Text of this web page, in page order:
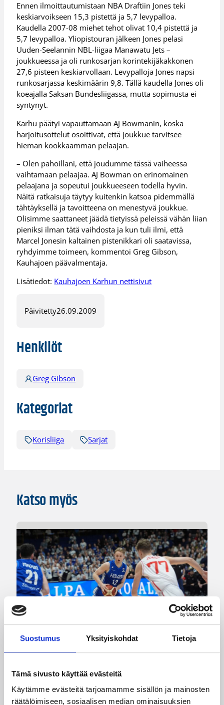
Suostumus Yksityiskohdat Tietoja
Tämä sivusto käyttää evästeitä
Käytämme evästeitä tarjoamamme sisällön ja mainosten
räätälöimiseen, sosiaalisen median ominaisuuksien
Ennen ilmoittautumistaan NBA Draftiin Jones teki
keskiarvoikseen 15,3 pistettä ja 5,7 levypalloa.
Kaudella 2007-08 miehet tehot olivat 10,4 pistettä ja
5,7 levypalloa. Yliopistouran jälkeen Jones pelasi
Uuden-Seelannin NBL-liigaa Manawatu Jets –
joukkueessa ja oli runkosarjan korintekijäkakkonen
27,6 pisteen keskiarvollaan. Levypalloja Jones napsi
runkosarjassa keskimäärin 9,8. Tällä kaudella Jones oli
koeajalla Saksan Bundesliigassa, mutta sopimusta ei
syntynyt.
Karhu päätyi vapauttamaan AJ Bowmanin, koska
harjoitusottelut osoittivat, että joukkue tarvitsee
hieman kookkaamman pelaajan.
– Olen pahoillani, että joudumme tässä vaiheessa
vaihtamaan pelaajaa. AJ Bowman on erinomainen
pelaajana ja sopeutui joukkueeseen todella hyvin.
Näitä ratkaisuja täytyy kuitenkin katsoa pidemmällä
tähtäyksellä ja tavoitteena on menestyvä joukkue.
Olisimme saattaneet jäädä tietyissä peleissä vähän liian
pieniksi ilman tätä vaihdosta ja kun tuli ilmi, että
Marcel Jonesin kaltainen pistenikkari oli saatavissa,
ryhdyimme toimeen, kommentoi Greg Gibson,
Kauhajoen päävalmentaja.
Lisätiedot: Kauhajoen Karhun nettisivut
Päivitetty26.09.2009
Henkilöt
Greg Gibson
Kategoriat
Korisliiga Sarjat
Katso myös
Korisliiga 07.08.2026 09:23
Daniel Dolenc KTP-Basketin